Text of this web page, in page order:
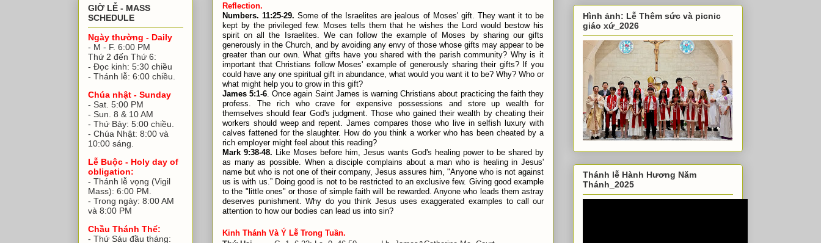
Reflection.
Numbers. 11:25-29. Some of the Israelites are jealous of Moses' gift. They want it to be
kept by the privileged few. Moses tells them that he wishes the Lord would bestow his
spirit on all the Israelites. We can follow the example of Moses by sharing our gifts
generously in the Church, and by avoiding any envy of those whose gifts may appear to be
greater than our own. What gifts have you shared with the parish community? Why is it
important that Christians follow Moses' example of generously sharing their gifts? If you
could have any one spiritual gift in abundance, what would you want it to be? Why? Who or
what might help you to grow in this gift?
James 5:1-6 . Once again Saint James is warning Christians about practicing the faith they
profess. The rich who crave for expensive possessions and store up wealth for
themselves should fear God's judgment. Those who gained their wealth by cheating their
workers should weep and repent. James compares those who live in selfish luxury with
calves fattened for the slaughter. How do you think a worker who has been cheated by a
rich employer might feel about this reading?
Mark 9:38-48. Like Moses before him, Jesus wants God's healing power to be shared by
as many as possible. When a disciple complains about a man who is healing in Jesus'
name but who is not one of their company, Jesus assures him, "Anyone who is not against
us is with us.” Doing good is not to be restricted to an exclusive few. Giving good example
to the "little ones" or those of simple faith will be rewarded. Anyone who leads them astray
deserves punishment. Why do you think Jesus uses exaggerated examples to call our
attention to how our bodies can lead us into sin?
Kinh Thánh Và Ý Lễ Trong Tuần.
GIỜ LỄ - MASS
SCHEDULE
Ngày thường - Daily
- M - F. 6:00 PM
Thứ 2 đến Thứ 6:
- Đọc kinh: 5:30 chiều
- Thánh lễ: 6:00 chiều.
Chúa nhật - Sunday
- Sat. 5:00 PM
- Sun. 8 & 10 AM
- Thứ Bảy: 5:00 chiều.
- Chúa Nhật: 8:00 và
10:00 sáng.
Lễ Buộc - Holy day of
obligation:
- Thánh lễ vọng (Vigil
Mass): 6:00 PM.
- Trong ngày: 8:00 AM
và 8:00 PM
Chầu Thánh Thể:
- Thứ Sáu đầu tháng:
Hình ảnh: Lễ Thêm sức và picnic
giáo xứ_2026
Thánh lễ Hành Hương Năm
Thánh_2025